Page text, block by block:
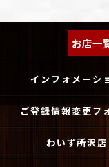
お店一
インフォメーシ
ご登録情報変更フ
わいず所沢店